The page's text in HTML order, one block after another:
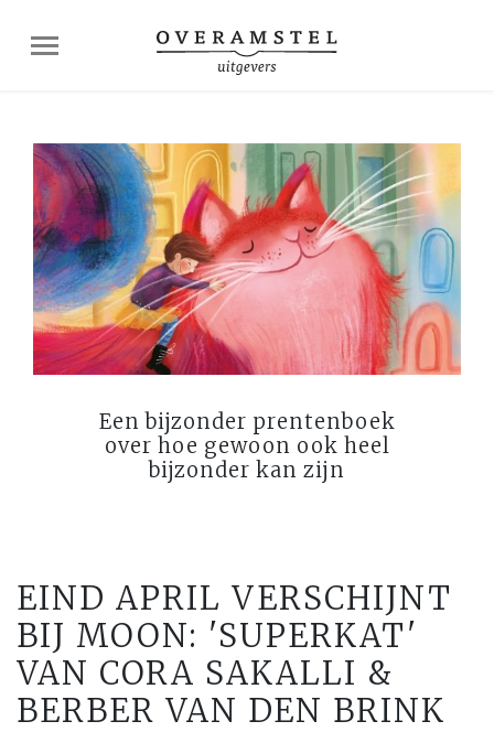
Een bijzonder prentenboek
over hoe gewoon ook heel
bijzonder kan zijn
EIND APRIL VERSCHIJNT
BIJ MOON: 'SUPERKAT'
VAN CORA SAKALLI &
BERBER VAN DEN BRINK